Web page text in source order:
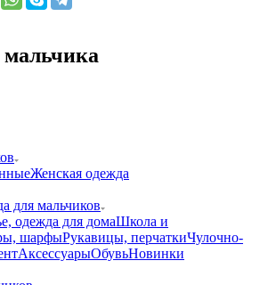
Женская одежда
для мальчиков
одежда для домаШкола и
шарфыРукавицы, перчаткиЧулочно-
АксессуарыОбувьНовинки